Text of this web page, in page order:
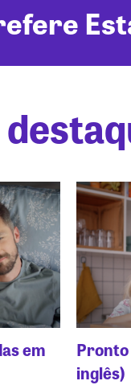
em
Pronto
inglês)